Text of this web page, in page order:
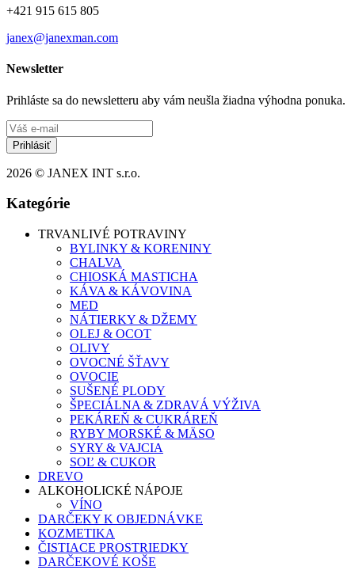
+421 915 615 805
janex@janexman.com
Newsletter
Prihláste sa do newsletteru aby vám neušla žiadna výhodna ponuka.
Prihlásiť
2026 © JANEX INT s.r.o.
Kategórie
TRVANLIVÉ POTRAVINY
BYLINKY & KORENINY
CHALVA
CHIOSKÁ MASTICHA
KÁVA & KÁVOVINA
MED
NÁTIERKY & DŽEMY
OLEJ & OCOT
OLIVY
OVOCNÉ ŠŤAVY
OVOCIE
SUŠENÉ PLODY
ŠPECIÁLNA & ZDRAVÁ VÝŽIVA
PEKÁREŇ & CUKRÁREŇ
RYBY MORSKÉ & MÄSO
SYRY & VAJCIA
SOĽ & CUKOR
DREVO
ALKOHOLICKÉ NÁPOJE
VÍNO
DARČEKY K OBJEDNÁVKE
KOZMETIKA
ČISTIACE PROSTRIEDKY
DARČEKOVÉ KOŠE